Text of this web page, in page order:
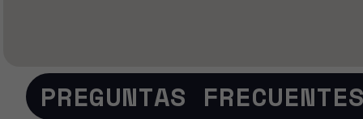
PREGUNTAS